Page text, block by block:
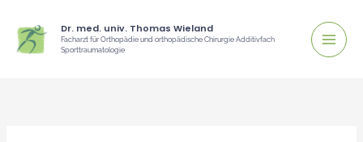
Inhalt
springen
Dr. med. univ. Thomas Wieland
Facharzt für Orthopädie und orthopädische Chirurgie Additivfach
Sporttraumatologie